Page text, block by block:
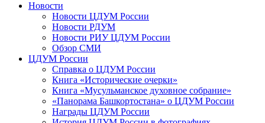
Новости
Новости ЦДУМ России
Новости РДУМ
Новости РИУ ЦДУМ России
Обзор СМИ
ЦДУМ России
Справка о ЦДУМ России
Книга «Исторические очерки»
Книга «Мусульманское духовное собрание»
«Панорама Башкортостана» о ЦДУМ России
Награды ЦДУМ России